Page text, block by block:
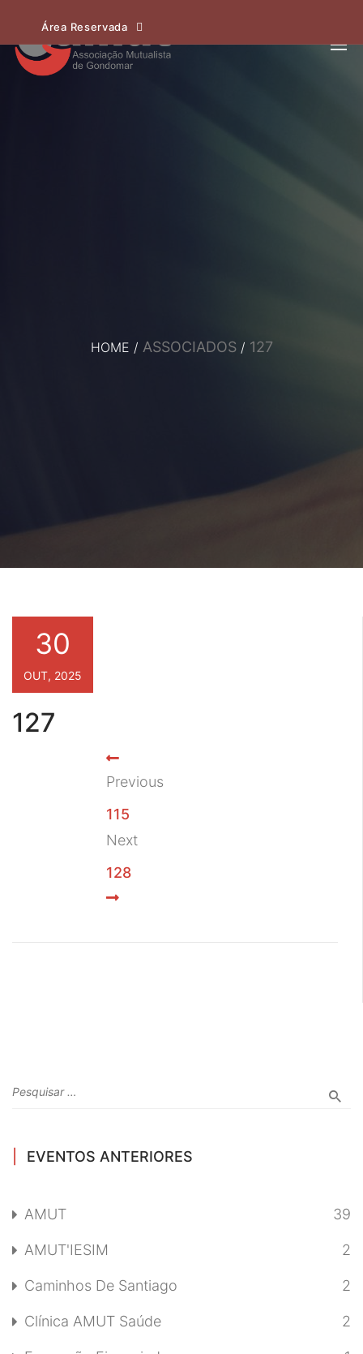
Área Reservada
HOME / ASSOCIADOS / 127
127
30
OUT, 2025
Previous
115
Next
128
EVENTOS ANTERIORES
AMUT 39
AMUT'IESIM 2
Caminhos De Santiago 2
Clínica AMUT Saúde 2